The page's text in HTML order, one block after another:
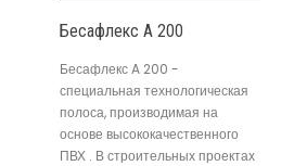
Бесафлекс A 200
Бесафлекс A 200 -
специальная технологическая
полоса, производимая на
основе высококачественного
ПВХ . В строительных проектах